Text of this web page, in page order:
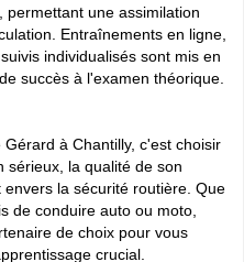
permettant une assimilation
Entraînements en ligne,
individualisés sont mis en
succès à l'examen théorique.
à Chantilly, c'est choisir
sérieux, la qualité de son
la sécurité routière. Que
de conduire auto ou moto,
de choix pour vous
crucial.